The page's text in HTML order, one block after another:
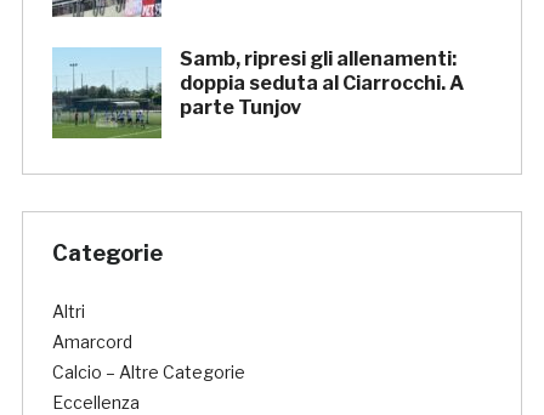
Samb, ripresi gli allenamenti:
doppia seduta al Ciarrocchi. A
parte Tunjov
Categorie
Altri
Amarcord
Calcio – Altre Categorie
Eccellenza